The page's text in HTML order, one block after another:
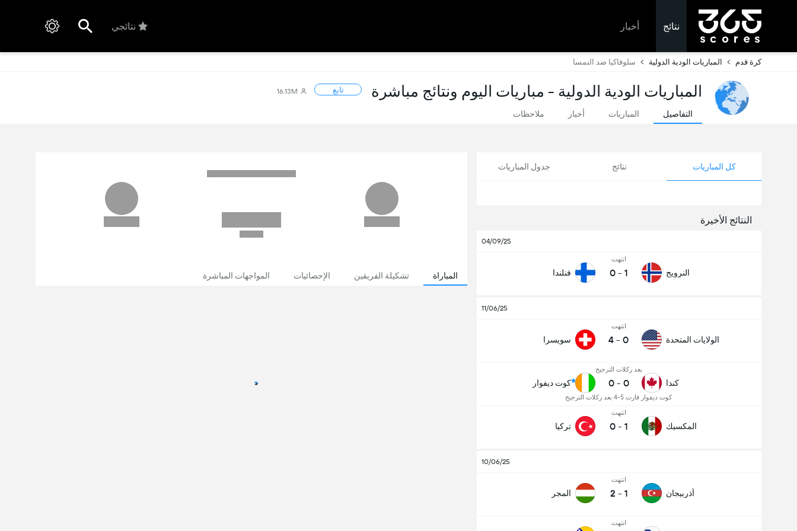
نتائج أخبار نتائجي
كرة قدم المباريات الودية الدولية سلوفاكيا ضد النمسا
المباريات الودية الدولية - مباريات اليوم ونتائج مباشرة تابع 16.13M
التفاصيل المباريات أخبار ملاحظات
كل المباريات نتائج جدول المباريات
النتائج الأخيرة
04/09/25
النرويج
انتهت
1
-
0 فنلندا
11/06/25
الولايات المتحدة
انتهت
0
-
4 سويسرا
كندا
بعد ركلات الترجيح
0
-
0
كوت ديفوار فازت 5-4 بعد ركلات الترجيح
كوت ديفوار
المكسيك
انتهت
1
-
0 تركيا
10/06/25
أذربيجان
انتهت
1
-
2 المجر
انتهت
المباراة تشكيلة الفريقين الإحصائيات المواجهات المباشرة